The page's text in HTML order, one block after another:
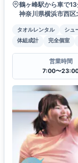
鶴ヶ峰駅から車で
神奈川県横浜市西
タオルレンタル シュ
体組成計
完全個室
営業時間
7:00〜